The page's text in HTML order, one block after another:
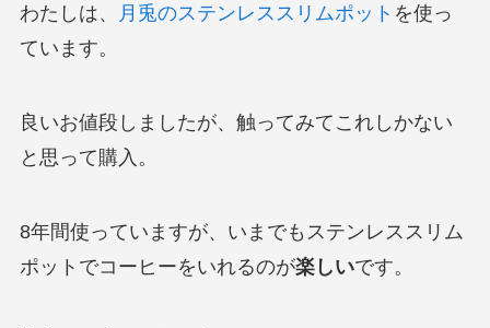
わたしは、 月兎のステンレススリムポット を使っ
ています。
良いお値段しましたが、触ってみてこれしかない
と思って購入。
8年間使っていますが、いまでもステンレススリム
ポットでコーヒーをいれるのが楽しいです。